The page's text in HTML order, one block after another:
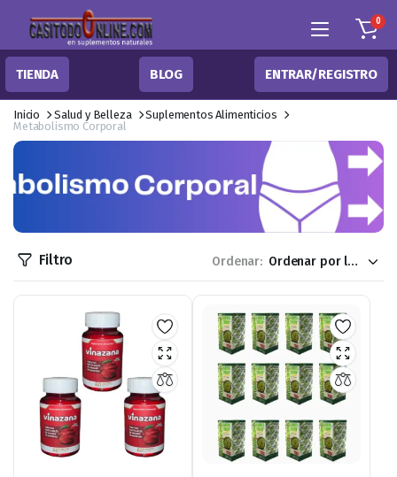
0
TIENDA BLOG ENTRAR/REGISTRO
Inicio Salud y Belleza
Suplementos Alimenticios
Metabolismo Corporal
Filtro Ordenar: